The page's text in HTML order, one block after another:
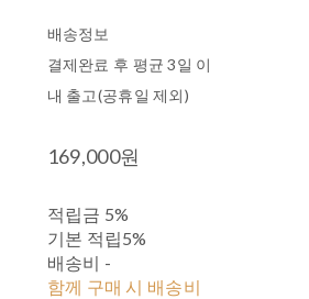
배송정보
결제완료 후 평균 3일 이
내 출고(공휴일 제외)
169,000원
적립금 5%
기본 적립5%
배송비 -
함께 구매 시 배송비